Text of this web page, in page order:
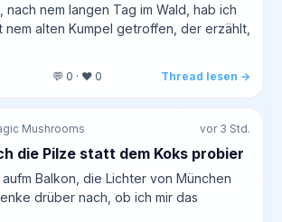
nem langen Tag im Wald, hab ich
nem alten Kumpel getroffen, der erzählt,
💬 0 · ❤️ 0 Thread lesen →
Mushrooms vor 3 Std.
die Pilze statt dem Koks probier
Balkon, die Lichter von München
drüber nach, ob ich mir das